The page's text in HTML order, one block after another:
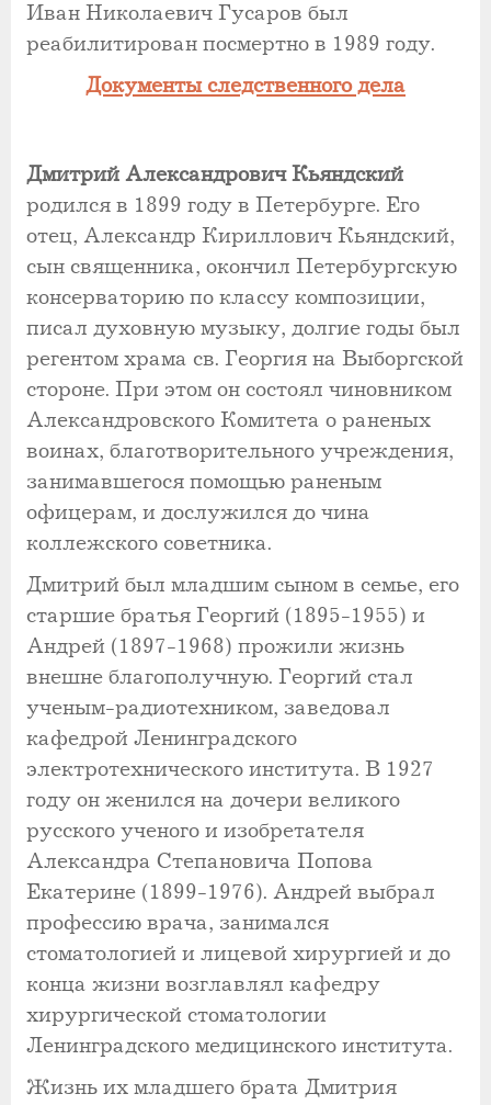
Иван Николаевич Гусаров был
реабилитирован посмертно в 1989 году.
Документы следственного дела
Дмитрий Александрович Кьяндский
родился в 1899 году в Петербурге. Его
отец, Александр Кириллович Кьяндский,
сын священника, окончил Петербургскую
консерваторию по классу композиции,
писал духовную музыку, долгие годы был
регентом храма св. Георгия на Выборгской
стороне. При этом он состоял чиновником
Александровского Комитета о раненых
воинах, благотворительного учреждения,
занимавшегося помощью раненым
офицерам, и дослужился до чина
коллежского советника.
Дмитрий был младшим сыном в семье, его
старшие братья Георгий (1895-1955) и
Андрей (1897-1968) прожили жизнь
внешне благополучную. Георгий стал
ученым-радиотехником, заведовал
кафедрой Ленинградского
электротехнического института. В 1927
году он женился на дочери великого
русского ученого и изобретателя
Александра Степановича Попова
Екатерине (1899-1976). Андрей выбрал
профессию врача, занимался
стоматологией и лицевой хирургией и до
конца жизни возглавлял кафедру
хирургической стоматологии
Ленинградского медицинского института.
Жизнь их младшего брата Дмитрия